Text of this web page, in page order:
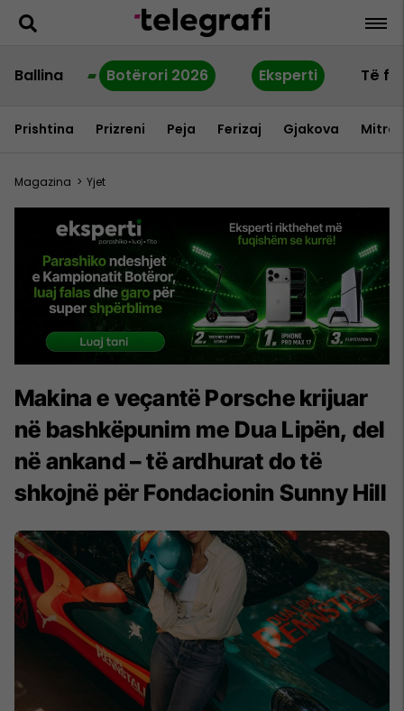
Ballina Botërori 2026 Eksperti Të
Prishtina Prizreni Peja Ferizaj Gjakova
Magazina > Yjet
Makina e veçantë Porsche krijuar
në bashkëpunim me Dua Lipën, del
në ankand – të ardhurat do të
shkojnë për Fondacionin Sunny Hill